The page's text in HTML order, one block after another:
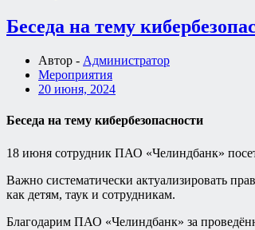
Беседа на тему
Автор - Администратор
Мероприятия
20 июня, 2024
Беседа на тему кибербезопасности
18 июня сотрудник ПАО «Челиндбанк»
Важно систематически актуализировать
как детям, таук и сотрудникам.
Благодарим ПАО «Челиндбанк» за